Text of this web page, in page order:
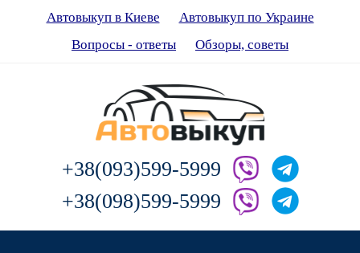
Автовыкуп в Киеве
Автовыкуп по Украине
Вопросы - ответы
Обзоры, советы
+38(093)599-5999
+38(098)599-5999